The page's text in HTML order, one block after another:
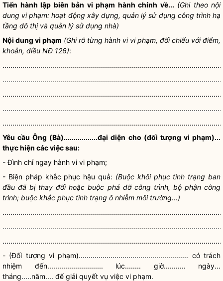
Tiến hành lập biên bản vi phạm hành chính về... (Ghi theo nội
dung vi phạm: hoạt động xây dựng, quản lý sử dụng công trình hạ
tầng đô thị và quản lý sử dụng nhà)
Nội dung vi phạm (Ghi rõ từng hành vi vi phạm, đối chiếu với điểm,
khoản, điều NĐ 126):
Yêu cầu Ông (Bà).................đại diện cho (đối tượng vi phạm)...
thực hiện các việc sau:
- Đình chỉ ngay hành vi vi phạm;
- Biện pháp khắc phục hậu quả: (Buộc khôi phục tình trạng ban
đầu đã bị thay đổi hoặc buộc phá dỡ công trình, bộ phận công
trình; buộc khắc phục tình trạng ô nhiễm môi trường...)
- (Đối tượng vi phạm)....................................................... có trách
nhiệm đến............................ lúc........ giờ........... ngày...
tháng.....năm.... để giải quyết vụ việc vi phạm.